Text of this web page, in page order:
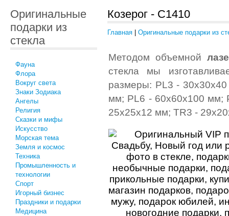
Оригинальные
подарки из
стекла
Фауна
Флора
Вокруг света
Знаки Зодиака
Ангелы
Религия
Сказки и мифы
Искусство
Морская тема
Земля и космос
Техника
Промышленность и
технологии
Спорт
Игорный бизнес
Праздники и подарки
Медицина
Козерог - C1410
Главная Оригинальные подарки из
Методом объемной
стекла мы
размеры: PL3 -
мм; PL6 - 60x60x100 мм;
25x25x12 мм; TR3 -